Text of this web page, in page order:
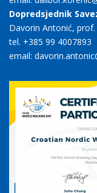
Dopredsjednik
Davorin Antonić, prof.
tel. +385 99 4007893
email: